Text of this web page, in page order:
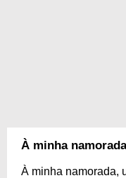
À minha
À minha namorada,